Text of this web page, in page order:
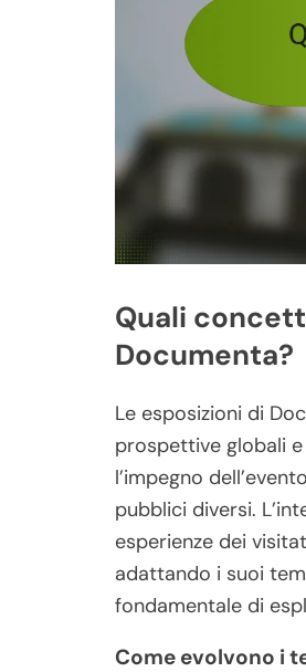
Quali
Documenta?
Le esposizioni di
prospettive globali
l’impegno
pubblici diversi.
esperienze dei
adattando i suoi
fondamentale di
Come evolvono i